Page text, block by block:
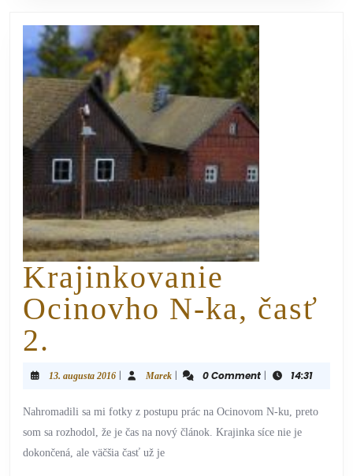
Krajinkovanie
Ocinovho N-ka, časť
2.
13. augusta 2016 | Marek | 0 Comment | 14:31
Nahromadili sa mi fotky z postupu prác na Ocinovom N-ku, preto
som sa rozhodol, že je čas na nový článok. Krajinka síce nie je
dokončená, ale väčšia časť už je